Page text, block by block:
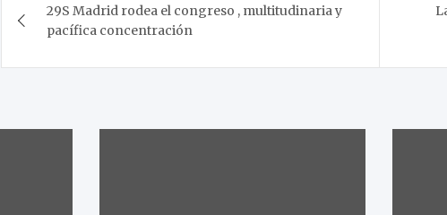
de
entradas
29S Madrid rodea el congreso , multitudinaria y
pacífica concentración